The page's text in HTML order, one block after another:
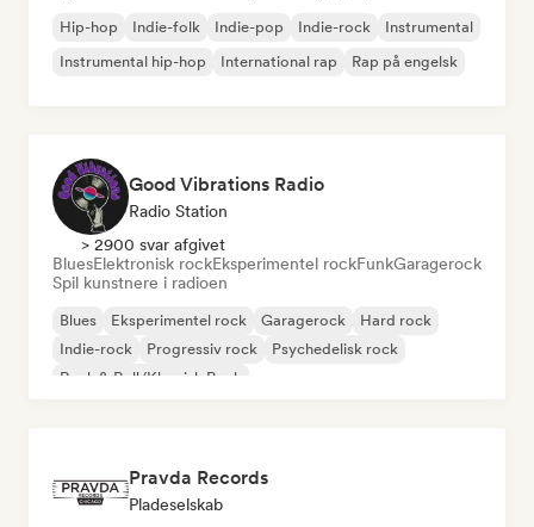
Hip-hop Indie-folk Indie-pop Indie-rock
Instrumental
Instrumental hip-hop
International rap Rap på engelsk
Good Vibrations Radio
Radio Station
> 2900 svar afgivet
BluesElektronisk rockEksperimentel rockFunkGaragerock
Spil kunstnere i radioen
Blues Eksperimentel rock Garagerock
Hard rock
Indie-rock
Progressiv rock
Psychedelisk rock
Rock & Roll/Klassisk Rock
Pravda Records
Pladeselskab